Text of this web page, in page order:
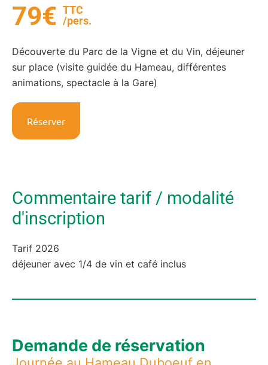
79€ TTC
/pers.
Découverte du Parc de la Vigne et du Vin, déjeuner
sur place (visite guidée du Hameau, différentes
animations, spectacle à la Gare)
Réserver
Commentaire tarif / modalité
d'inscription
Tarif 2026
déjeuner avec 1/4 de vin et café inclus
Demande de réservation